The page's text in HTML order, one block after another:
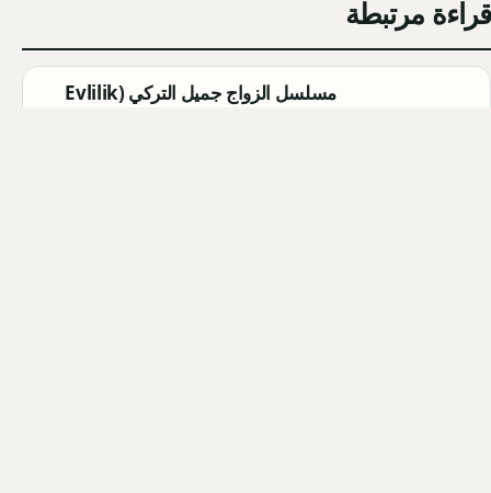
قراءة مرتبطة
مسلسل الزواج جميل التركي (Evlilik